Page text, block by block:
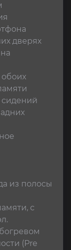
дверях
обоих
из полосы
с
(Pre